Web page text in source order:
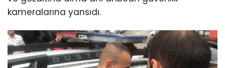
kameralarına yansıdı.